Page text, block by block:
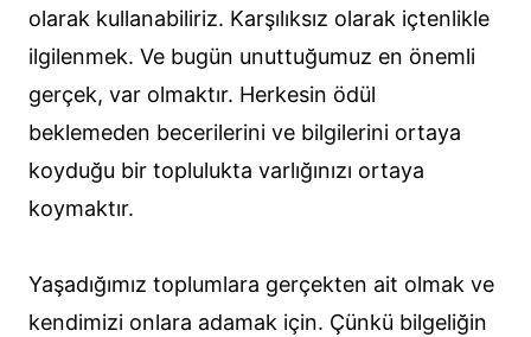
olarak kullanabiliriz. Karşılıksız olarak içtenlikle
ilgilenmek. Ve bugün unuttuğumuz en önemli
gerçek, var olmaktır. Herkesin ödül
beklemeden becerilerini ve bilgilerini ortaya
koyduğu bir toplulukta varlığınızı ortaya
koymaktır.
Yaşadığımız toplumlara gerçekten ait olmak ve
kendimizi onlara adamak için. Çünkü bilgeliğin